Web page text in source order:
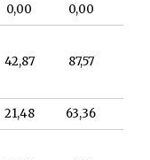
0,00 0,00
42,87 87,57
21,48 63,36